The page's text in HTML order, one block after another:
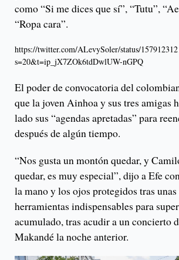
como “Si me dices que sí”, “Tutu”,
“Ropa cara”.
https://twitter.com/ALevySoler/status/
s=20&t=ip_jX7ZOk6tdDwlUW-nGPQ
El poder de convocatoria del
que la joven Ainhoa y sus tres amigas
lado sus “agendas apretadas” para
después de algún tiempo.
“Nos gusta un montón quedar, y
quedar, es muy especial”, dijo a Efe
la mano y los ojos protegidos tras unas
herramientas indispensables para
acumulado, tras acudir a un concierto
Makandé la noche anterior.